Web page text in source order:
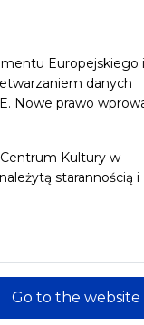
Europejskiego i
danych
Nowe prawo
Kultury w
starannością i
Go to the website
28 29 30
10 11 12 13
25 26 27